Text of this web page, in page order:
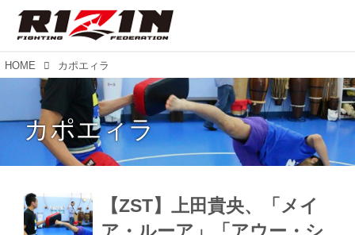
HOME カポエィラ
カポエィラ
【ZST】上田貴央、「メイ